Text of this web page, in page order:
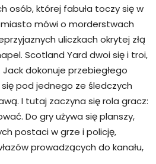
osób, której fabuła toczy się w
miasto mówi o morderstwach
uliczkach okrytej złą
Scotland Yard dwoi się i troi,
dokonuje przebiegłego
pod jednego ze śledczych
I tutaj zaczyna się rola gracz:
Do gry używa się planszy,
postaci w grze i policję,
prowadzących do kanału,